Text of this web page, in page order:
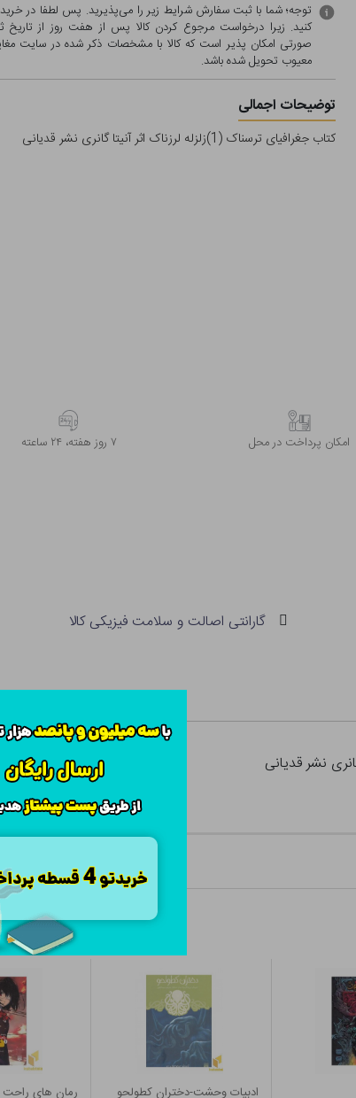
توجه؛ شما با ثبت سفارش شرایط زیر را می‌پذیرید. پس لطفا در
کنید. زیرا درخواست مرجوع کردن کالا پس از هفت روز از
صورتی امکان پذیر است که کالا با مشخصات ذکر شده در سایت
معيوب تحویل شده باشد.
توضیحات اجمالی
کتاب جغرافیای ترسناک (1)زلزله لرزناک اثر آنیتا گانری نشر قدیانی
امکان پرداخت در محل ۷ روز ﻫﻔﺘﻪ، ۲۴ ﺳﺎﻋﺘﻪ
گارانتی اصالت و سلامت فیزیکی کالا
ادبیات وحشت-دختران کطولحو رمان های راحت